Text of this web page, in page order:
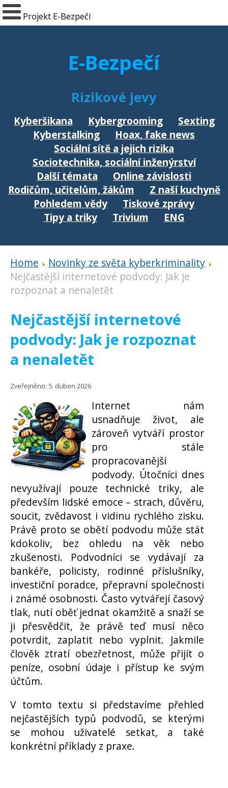
Projekt E-Bezpečí
E-Bezpečí
Rizikové jevy
Kyberšikana Kybergrooming
Sexting
Kyberstalking
Hoax, fake news
Sociální sítě a jejich rizika
Sociotechnika, sociální inženýrství
Další témata
Online závislosti
Rodičům, učitelům, žákům
Z naší kuchyně
Pohledem vědy
Tiskové zprávy
Tipy a triky
Trivium ENG
Home
Novinky ze světa kyberkriminality
Nejčastější internetové podvody: Jak je
rozpoznat a nenaletět
Nejčastější internetové
podvody: Jak je rozpoznat
a nenaletět
Zveřejněno: 5. duben 2026
Internet nám
usnadňuje život, ale
zároveň vytváří prostor
pro stále
propracovanější
podvody. Útočníci dnes
nevyužívají pouze technické triky, ale
především lidské emoce – strach, důvěru,
soucit, zvědavost i vidinu rychlého zisku.
Právě proto se obětí podvodu může stát
kdokoliv, bez ohledu na věk nebo
zkušenosti. Podvodníci se vydávají za
bankéře, policisty, rodinné příslušníky,
investiční poradce, přepravní společnosti
i známé osobnosti. Často vytvářejí časový
tlak, nutí oběť jednat okamžitě a snaží se
ji přesvědčit, že právě teď musí něco
potvrdit, zaplatit nebo vyplnit. Jakmile
člověk ztratí obezřetnost, může přijít o
peníze, osobní údaje i přístup ke svým
účtům.
V tomto textu si představíme přehled
nejčastějších typů podvodů, se kterými
se mohou uživatelé setkat, a také
konkrétní příklady z praxe.